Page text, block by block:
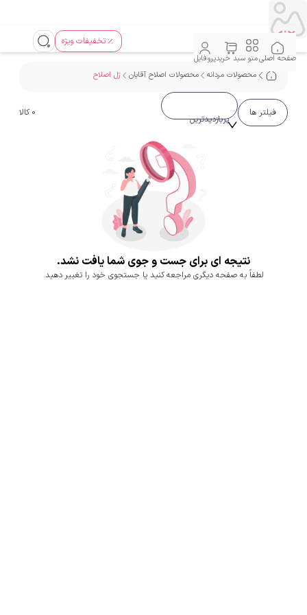
تخفیفات ویژه
صفحه اصلیمنو سبد خریدپروفایل
محصولات مردانه
محصولات اصلاح آقایان ژل اصلاح
پربازدیدترین
فیلتر ها 0 کالا
نتیجه ای برای جست و جوی شما یافت نشد.
لطفاً به صفحه دیگری مراجعه کنید یا جستجوی خود را تغییر دهید.